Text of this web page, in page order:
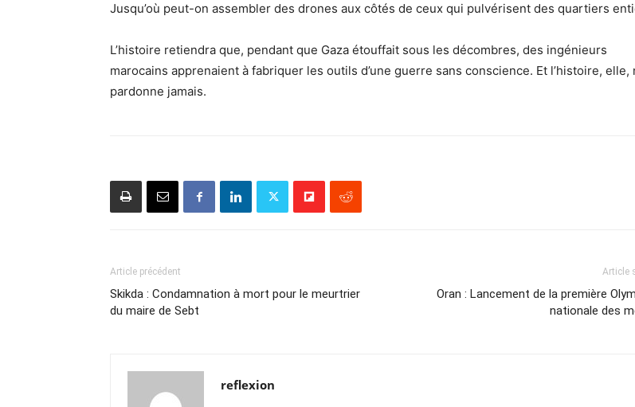
Jusqu’où peut-on assembler des drones aux côtés de ceux qui pulvérisent des quartiers
L’histoire retiendra que, pendant que Gaza étouffait sous les décombres, des ingénieurs
marocains apprenaient à fabriquer les outils d’une guerre sans conscience. Et l’histoire, elle,
pardonne jamais.
Article précédent
Skikda : Condamnation à mort pour le meurtrier
du maire de Sebt
Article
Oran : Lancement de la première
nationale des
reflexion